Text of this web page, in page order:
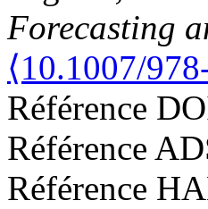
Forecasting
⟨10.1007/
Référence
Référence
Référence